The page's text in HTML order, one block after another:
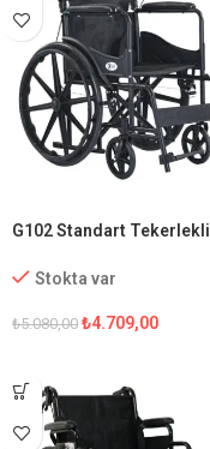
G102 Standart Tekerlekli
Stokta var
₺5.080,00 ₺4.709,00